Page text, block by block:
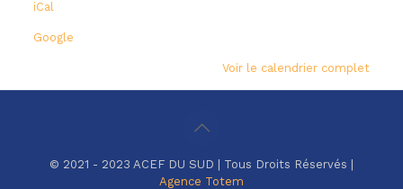
PERPIGNAN
iCal
Google
Voir le calendrier complet
© 2021 - 2023 ACEF DU SUD | Tous Droits Réservés |
Agence Totem